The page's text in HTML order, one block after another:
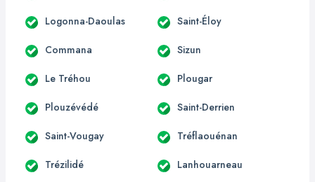
Logonna-Daoulas Saint-Éloy
Commana Sizun
Le Tréhou Plougar
Plouzévédé Saint-Derrien
Saint-Vougay Tréflaouénan
Trézilidé Lanhouarneau